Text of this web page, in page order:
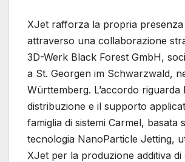
XJet rafforza la propria presenza
attraverso una collaborazione
3D-Werk Black Forest GmbH,
a St. Georgen im Schwarzwald,
Württemberg. L’accordo riguarda
distribuzione e il supporto
famiglia di sistemi Carmel, basata
tecnologia NanoParticle Jetting,
XJet per la produzione additiva